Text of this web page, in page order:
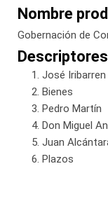
Nombre
Gobernación de
José Iribarren
Bienes
Pedro Martín
Don Miguel
Juan
Plazos